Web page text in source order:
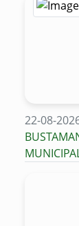
22-08-